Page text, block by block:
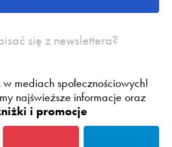
się z newslettera?
w mediach społecznościowych!
najświeższe informacje oraz
i promocje